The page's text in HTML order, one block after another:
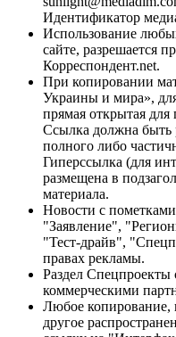
Идентификатор
Использование
сайте, разрешается
Корреспондент.net.
При копировании
Украины и мира»,
прямая открытая
Ссылка должна быть
полного либо
Гиперссылка (для
размещена в
материала.
Новости с
"Заявление",
"Тест-драйв",
правах рекламы.
Раздел Спецпроекты
коммерческими
Любое копирование,
другое